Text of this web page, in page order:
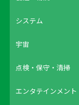
システム
宇宙
点検・保守・清掃
エンタテインメント